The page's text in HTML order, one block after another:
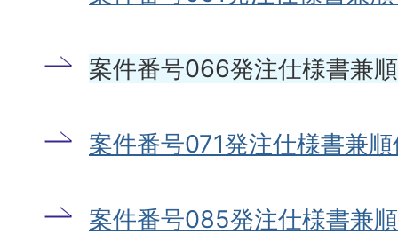
案件番号066発注仕様書兼
案件番号071発注仕様書兼
案件番号085発注仕様書兼